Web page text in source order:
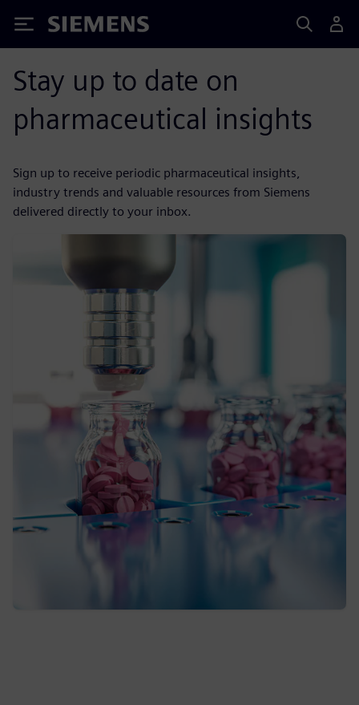
Siemens
Stay up to date on
pharmaceutical insights
Sign up to receive periodic pharmaceutical insights,
industry trends and valuable resources from Siemens
delivered directly to your inbox.